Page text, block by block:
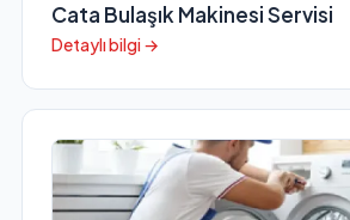
Cata Bulaşık Makinesi Servisi
Detaylı bilgi →